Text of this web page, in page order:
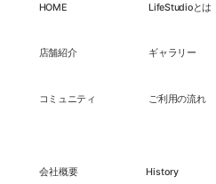
HOME LifeStudioとは
店舗紹介 ギャラリー
コミュニティ ご利用の流れ
会社概要 History